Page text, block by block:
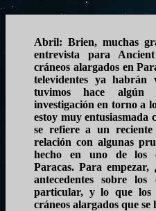
Abril: Brien, muchas
entrevista para
cráneos alargados en
televidentes ya habrán
tuvimos hace
investigación en torno a
estoy muy entusiasmada
se refiere a un
relación con algunas
hecho en uno de los
Paracas. Para
antecedentes sobre
particular, y lo que los
cráneos alargados que se